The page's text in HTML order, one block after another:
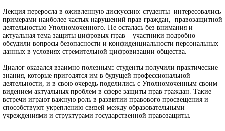
Лекция переросла в оживленную дискуссию: студенты интересовались
примерами наиболее частых нарушений прав граждан, правозащитной
деятельностью Уполномоченного. Не осталась без внимания и
актуальная тема защиты цифровых прав – участники подробно
обсудили вопросы безопасности и конфиденциальности персональных
данных в условиях стремительной цифровизации общества.
Диалог оказался взаимно полезным: студенты получили практические
знания, которые пригодятся им в будущей профессиональной
деятельности, и в свою очередь поделились с Уполномоченным своим
видением актуальных проблем в сфере защиты прав граждан. Такие
встречи играют важную роль в развитии правового просвещения и
способствуют укреплению связей между образовательными
учреждениями и структурами государственной правозащиты.